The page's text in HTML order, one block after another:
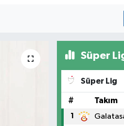
Süper
Süper Lig
# Takım
1